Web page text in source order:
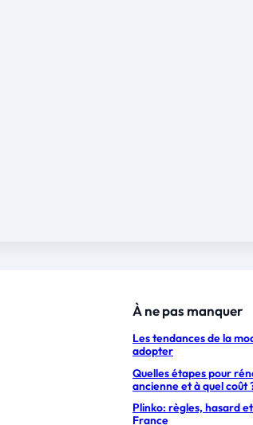
À ne pas manquer
Les tendances de la
adopter
Quelles étapes pour
ancienne et à quel coût
Plinko: règles, hasard
France